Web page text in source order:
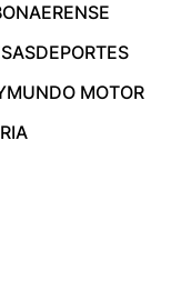
DEPORTES
MUNDO MOTOR